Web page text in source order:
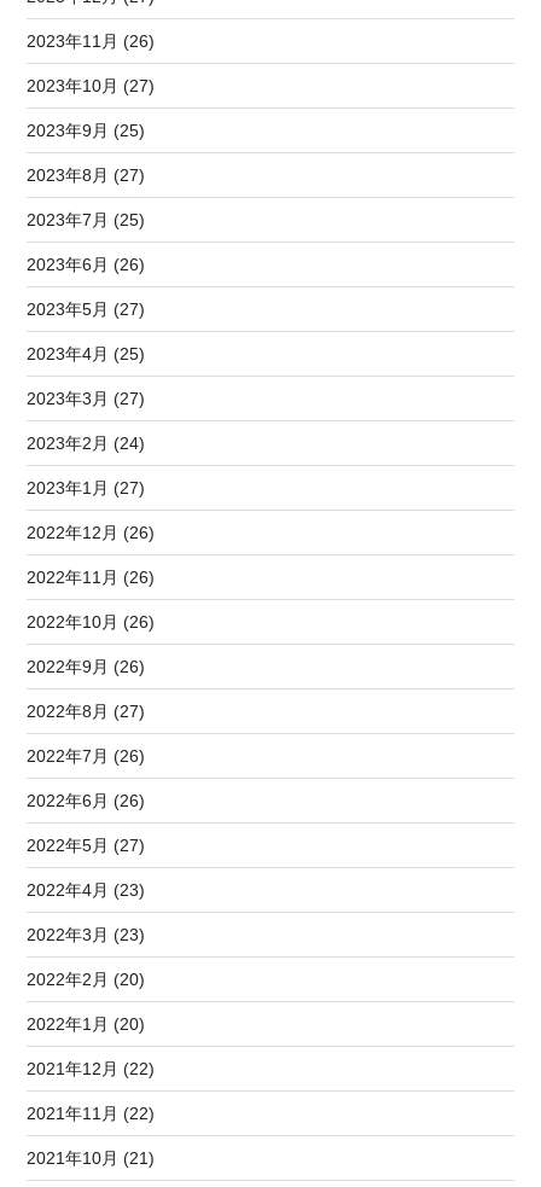
2023年11月 (26)
2023年10月 (27)
2023年9月 (25)
2023年8月 (27)
2023年7月 (25)
2023年6月 (26)
2023年5月 (27)
2023年4月 (25)
2023年3月 (27)
2023年2月 (24)
2023年1月 (27)
2022年12月 (26)
2022年11月 (26)
2022年10月 (26)
2022年9月 (26)
2022年8月 (27)
2022年7月 (26)
2022年6月 (26)
2022年5月 (27)
2022年4月 (23)
2022年3月 (23)
2022年2月 (20)
2022年1月 (20)
2021年12月 (22)
2021年11月 (22)
2021年10月 (21)